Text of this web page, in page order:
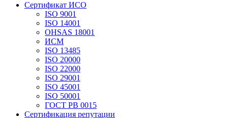
Сертификат ИСО
ISO 9001
ISO 14001
OHSAS 18001
ИСМ
ISO 13485
ISO 20000
ISO 22000
ISO 29001
ISO 45001
ISO 50001
ГОСТ РВ 0015
Сертификация репутации